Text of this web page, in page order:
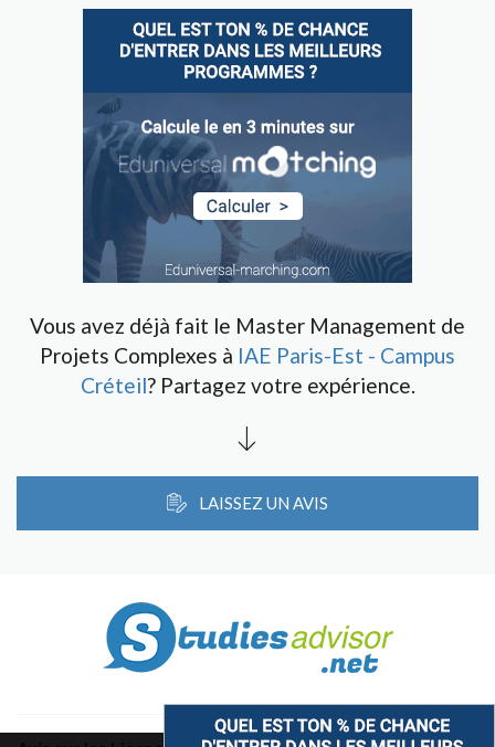
Vous avez déjà fait le Master Management de
Projets Complexes à IAE Paris-Est - Campus
Créteil? Partagez votre expérience.
LAISSEZ UN AVIS